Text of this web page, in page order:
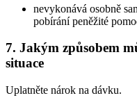
nevykonává osobně
pobírání peněžité
7. Jakým způsobem
situace
Uplatněte nárok na dávku.